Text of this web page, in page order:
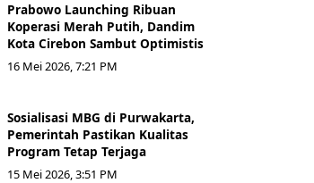
Prabowo Launching Ribuan
Koperasi Merah Putih, Dandim
Kota Cirebon Sambut Optimistis
16 Mei 2026, 7:21 PM
Sosialisasi MBG di Purwakarta,
Pemerintah Pastikan Kualitas
Program Tetap Terjaga
15 Mei 2026, 3:51 PM